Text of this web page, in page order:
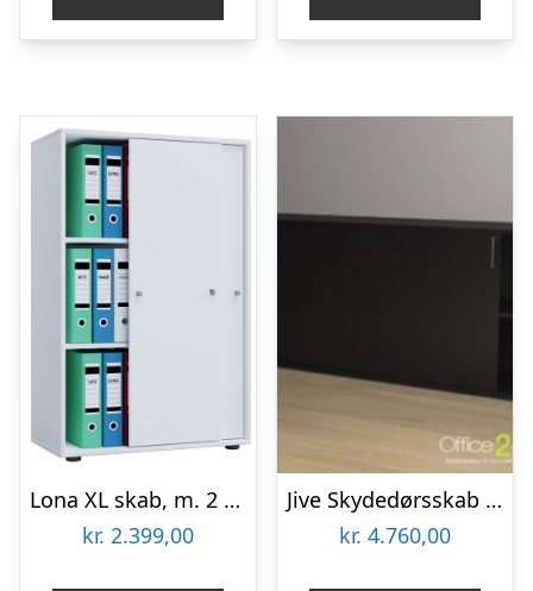
Lona XL skab, m. 2 skydelåger og 2 hylder – hvid træ
kr. 2.399,00
Jive Skydedørsskab – 4 rum – 160 cm bred
kr. 4.760,00